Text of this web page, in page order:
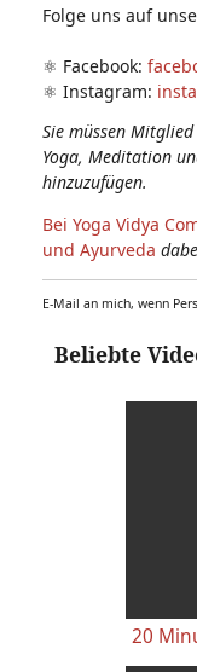
Folge uns auf
⚛️ Facebook:
⚛️ Instagram:
Sie müssen
Yoga, Meditation
hinzuzufügen.
Bei Yoga Vidya
und Ayurveda
E-Mail an mich, wenn
Beliebte